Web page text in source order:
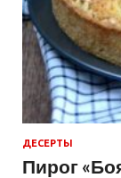
ДЕСЕРТЫ
Пирог